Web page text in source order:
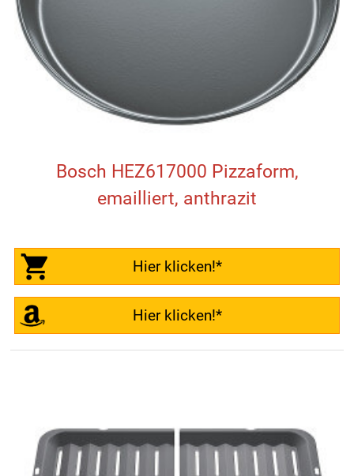
Bosch HEZ617000 Pizzaform,
emailliert, anthrazit
Hier klicken!*
Hier klicken!*